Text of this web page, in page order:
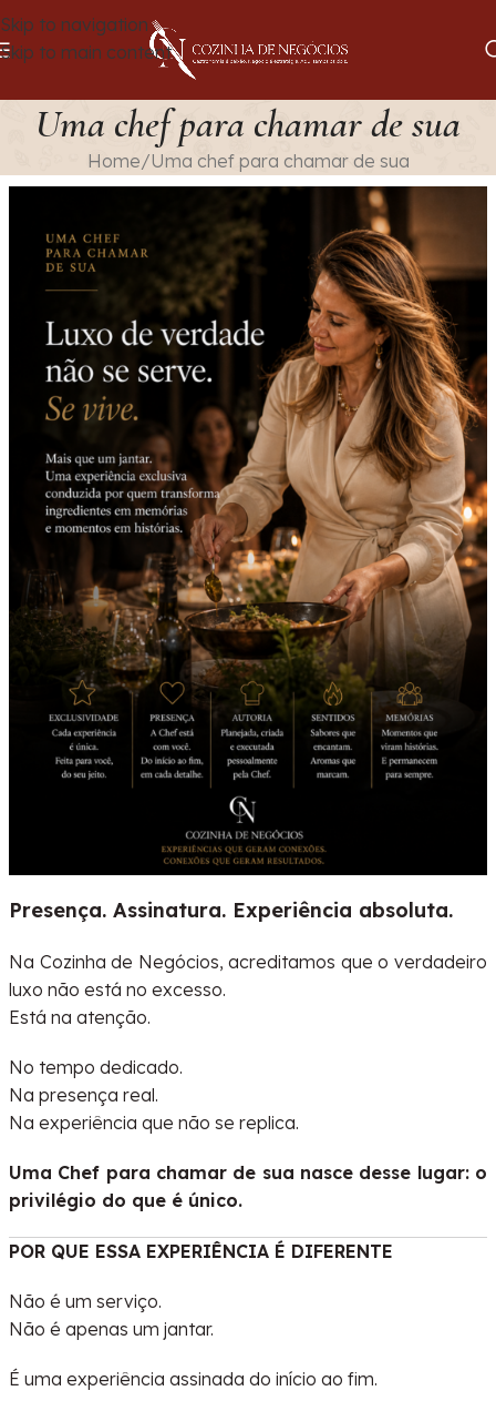
Skip to navigation
Skip to main content
Uma chef para chamar de sua
Home Uma chef para chamar de sua
Presença. Assinatura. Experiência absoluta.
Na Cozinha de Negócios, acreditamos que o verdadeiro
luxo não está no excesso.
Está na atenção.
No tempo dedicado.
Na presença real.
Na experiência que não se replica.
Uma Chef para chamar de sua nasce desse lugar: o
privilégio do que é único.
POR QUE ESSA EXPERIÊNCIA É DIFERENTE
Não é um serviço.
Não é apenas um jantar.
É uma experiência assinada do início ao fim.